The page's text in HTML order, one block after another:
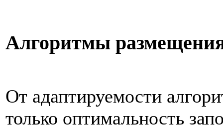
Алгоритмы
От адаптируемости
только оптимальность